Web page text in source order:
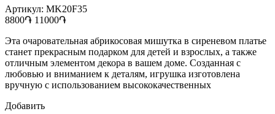
Артикул: MK20F35
8800֏ 11000֏
Эта очаровательная абрикосовая мишутка в сиреневом платье
станет прекрасным подарком для детей и взрослых, а также
отличным элементом декора в вашем доме. Созданная с
любовью и вниманием к деталям, игрушка изготовлена
вручную с использованием высококачественных
Добавить